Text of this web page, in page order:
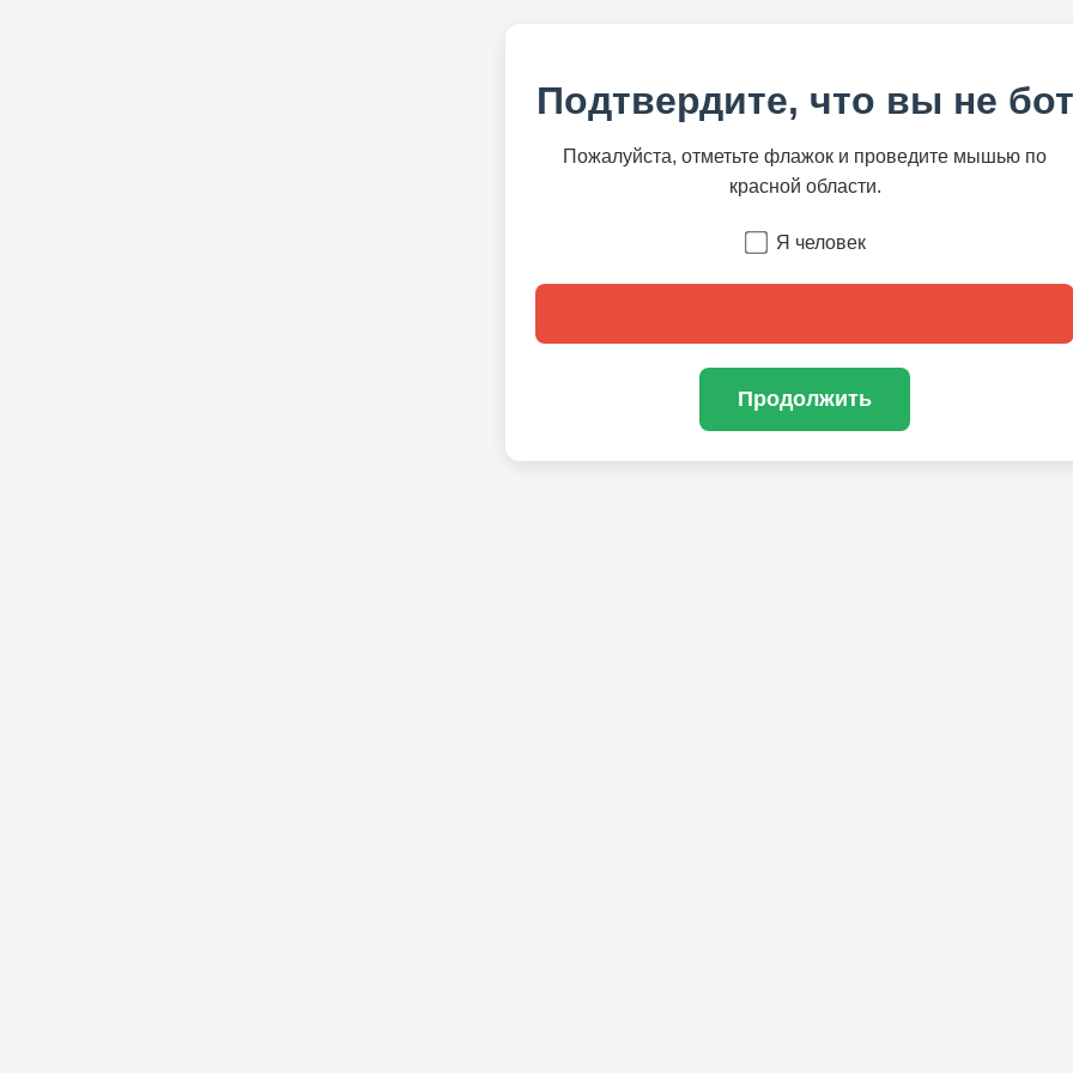
Подтвердите, что вы не бот
Пожалуйста, отметьте флажок и проведите мышью по
красной области.
Я человек
Продолжить